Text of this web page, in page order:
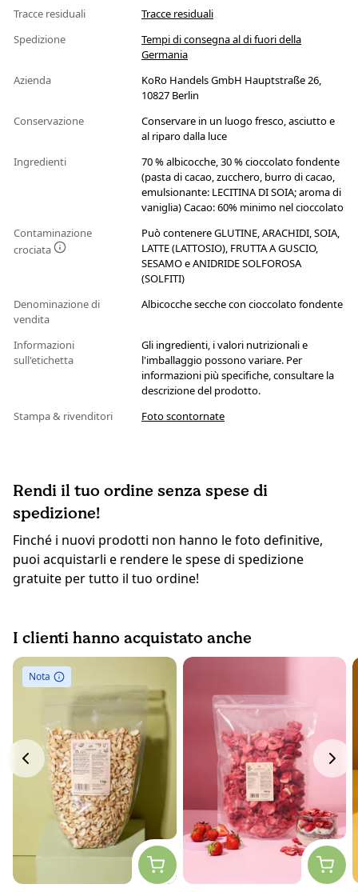
Tracce residuali
Tracce residuali
Spedizione
Tempi di consegna al di fuori della
Germania
Azienda
KoRo Handels GmbH Hauptstraße 26,
10827 Berlin
Conservazione
Conservare in un luogo fresco, asciutto e
al riparo dalla luce
Ingredienti
70 % albicocche, 30 % cioccolato fondente
(pasta di cacao, zucchero, burro di cacao,
emulsionante: LECITINA DI SOIA; aroma di
vaniglia) Cacao: 60% minimo nel cioccolato
Contaminazione
crociata
Può contenere GLUTINE, ARACHIDI, SOIA,
LATTE (LATTOSIO), FRUTTA A GUSCIO,
SESAMO e ANIDRIDE SOLFOROSA
(SOLFITI)
Denominazione di
vendita
Albicocche secche con cioccolato fondente
Informazioni
sull'etichetta
Gli ingredienti, i valori nutrizionali e
l'imballaggio possono variare. Per
informazioni più specifiche, consultare la
descrizione del prodotto.
Stampa & rivenditori
Foto scontornate
Rendi il tuo ordine senza spese di
spedizione!
Finché i nuovi prodotti non hanno le foto definitive,
puoi acquistarli e rendere le spese di spedizione
gratuite per tutto il tuo ordine!
I clienti hanno acquistato anche
Nota